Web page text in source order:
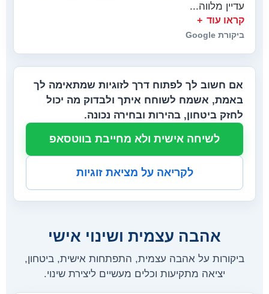
עדיין מלווה...
קראו עוד
ביקורת Google
אם חשוב לך לפתוח דרך לזוגיות שמתאימה לך
באמת, אשמח לשוחח איתך ולבדוק מה יכול
לחזק ביטחון, בהירות ובחירה נכונה.
לשיחה אישית ולא מחייבת בווטסאפ
לקריאה על מציאת זוגיות
אהבה עצמית ושינוי אישי
ביקורות על אהבה עצמית, התפתחות אישית, ביטחון,
יציאה מתקיעות וכלים מעשיים ליצירת שינוי.